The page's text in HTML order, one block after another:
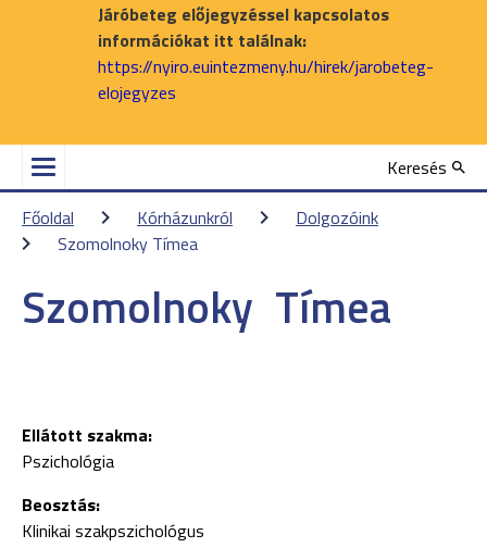
Járóbeteg előjegyzéssel kapcsolatos
információkat itt találnak:
https://nyiro.euintezmeny.hu/hirek/jarobeteg-
elojegyzes
Keresés
Főoldal
Kórházunkról
Dolgozóink
Szomolnoky Tímea
Szomolnoky Tímea
Ellátott szakma:
Pszichológia
Beosztás:
Klinikai szakpszichológus